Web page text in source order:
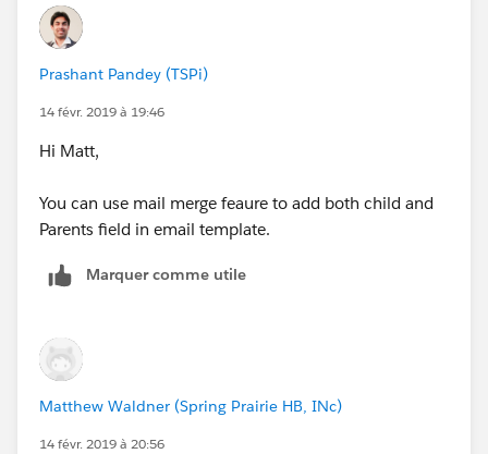
Prashant Pandey (TSPi)
14 févr. 2019 à 19:46
Hi Matt,
You can use mail merge feaure to add both child and
Parents field in email template.
Marquer comme utile
Matthew Waldner (Spring Prairie HB, INc)
14 févr. 2019 à 20:56